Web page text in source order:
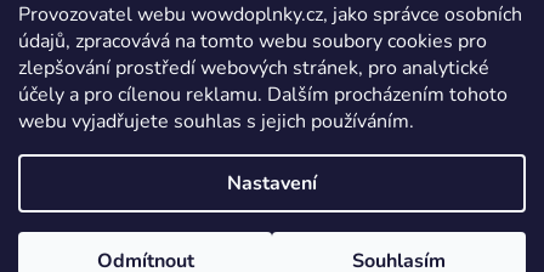
Provozovatel webu wowdoplnky.cz, jako správce osobních
údajů, zpracovává na tomto webu soubory cookies pro
zlepšování prostředí webových stránek, pro analytické
účely a pro cílenou reklamu. Dalším procházením tohoto
webu vyjadřujete souhlas s jejich používáním.
Nastavení
Odmítnout Souhlasím
Jak a čím pomoci »